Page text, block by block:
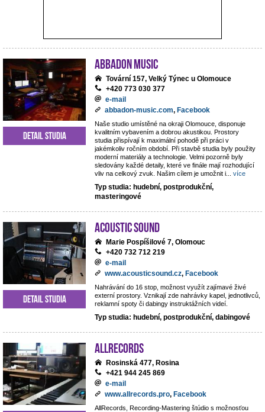
ABBADON Music
Tovární 157, Velký Týnec u Olomouce
+420 773 030 377
e-mail
abbadon-music.com, Facebook
Naše studio umístěné na okraji Olomouce, disponuje
kvalitním vybavením a dobrou akustikou. Prostory
studia přispívají k maximální pohodě při práci v
jakémkoliv ročním období. Při stavbě studia byly použity
moderní materiály a technologie. Velmi pozorně byly
sledovány každé detaily, které ve finále mají rozhodující
vliv na celkový zvuk. Našim cílem je umožnit i
více
Typ studia: hudební, postprodukční,
masteringové
Detail studia
Acoustic Sound
Marie Pospíšilové 7, Olomouc
+420 732 712 219
e-mail
www.acousticsound.cz, Facebook
Nahrávání do 16 stop, možnost využít zajímavé živé
externí prostory. Vznikají zde nahrávky kapel, jednotlivců,
reklamní spoty či dabingy instruktážních videí.
Typ studia: hudební, postprodukční, dabingové
Detail studia
AllRecords
Rosinská 477, Rosina
+421 944 245 869
e-mail
www.allrecords.pro, Facebook
AllRecords, Recording-Mastering štúdio s možnosťou